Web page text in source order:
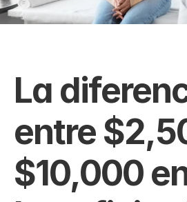
La
entre
$10,000